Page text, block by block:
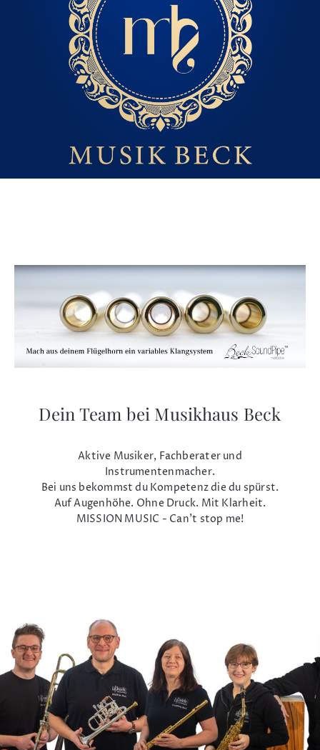
Dein Team bei Musikhaus Beck
Aktive Musiker, Fachberater und
Instrumentenmacher.
Bei uns bekommst du Kompetenz die du spürst.
Auf Augenhöhe. Ohne Druck. Mit Klarheit.
MISSION MUSIC - Can't stop me!